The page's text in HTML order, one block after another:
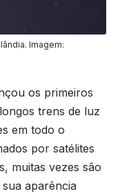
Imagem:
os primeiros
trens de luz
em todo o
por satélites
muitas vezes são
aparência